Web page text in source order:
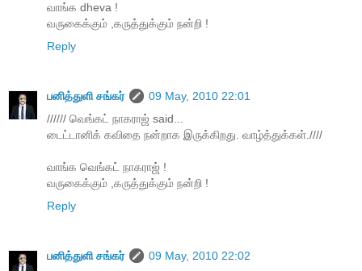
வாங்க dheva !
வருகைக்கும் ,கருத்துக்கும் நன்றி !
Reply
பனித்துளி சங்கர்
09 May, 2010 22:01
////// வெங்கட் நாகராஜ் said...
டைட்டானிக் கவிதை நன்றாக இருக்கிறது. வாழ்த்துக்கள்.////
வாங்க வெங்கட் நாகராஜ் !
வருகைக்கும் ,கருத்துக்கும் நன்றி !
Reply
பனித்துளி சங்கர்
09 May, 2010 22:02